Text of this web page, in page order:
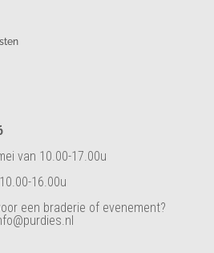
van 10.00-17.00u
16.00u
een braderie of evenement?